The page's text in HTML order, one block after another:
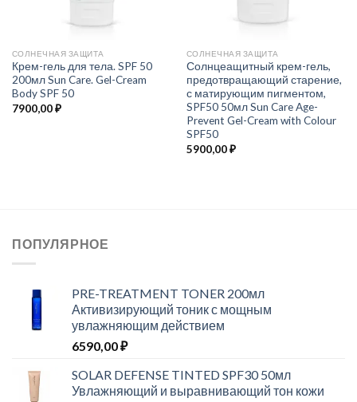
СОЛНЕЧНАЯ ЗАЩИТА
Крем-гель для тела. SPF 50
200мл Sun Care. Gel-Cream
Body SPF 50
7900,00₽
СОЛНЕЧНАЯ ЗАЩИТА
Солнцеащитный крем-гель,
предотвращающий старение,
с матирующим пигментом,
SPF50 50мл Sun Care Age-
Prevent Gel-Cream with Colour
SPF50
5900,00₽
ПОПУЛЯРНОЕ
PRE-TREATMENT TONER 200мл
Активизирующий тоник с мощным
увлажняющим действием
6590,00₽
SOLAR DEFENSE TINTED SPF30 50мл
Увлажняющий и выравнивающий тон кожи